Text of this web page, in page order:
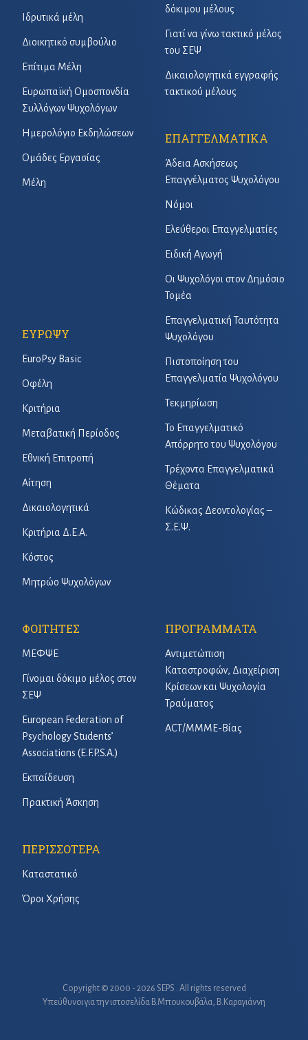
Ιδρυτικά μέλη
Διοικητικό συμβούλιο
Επίτιμα Μέλη
Ευρωπαϊκή Ομοσπονδία
Συλλόγων Ψυχολόγων
Ημερολόγιο Εκδηλώσεων
Ομάδες Εργασίας
Μέλη
δόκιμου μέλους
Γιατί να γίνω τακτικό μέλος
του ΣΕΨ
Δικαιολογητικά εγγραφής
τακτικού μέλους
ΕΠΑΓΓΕΛΜΑΤΙΚΑ
Άδεια Ασκήσεως
Επαγγέλματος Ψυχολόγου
Νόμοι
Ελεύθεροι Επαγγελματίες
Ειδική Αγωγή
Οι Ψυχολόγοι στον Δημόσιο
Τομέα
Επαγγελματική Ταυτότητα
Ψυχολόγου
Πιστοποίηση του
Επαγγελματία Ψυχολόγου
Τεκμηρίωση
Το Επαγγελματικό
Απόρρητο του Ψυχολόγου
Τρέχοντα Επαγγελματικά
Θέματα
Κώδικας Δεοντολογίας –
Σ.Ε.Ψ.
ΕΥΡΩΨΥ
EuroPsy Basic
Οφέλη
Κριτήρια
Μεταβατική Περίοδος
Εθνική Επιτροπή
Αίτηση
Δικαιολογητικά
Κριτήρια Δ.Ε.Α.
Κόστος
Μητρώο Ψυχολόγων
ΦΟΙΤΗΤΕΣ
ΜΕΦΨΕ
Γίνομαι δόκιμο μέλος στον
ΣΕΨ
European Federation of
Psychology Students’
Associations (E.F.P.S.A.)
Εκπαίδευση
Πρακτική Άσκηση
ΠΡΟΓΡΑΜΜΑΤΑ
Αντιμετώπιση
Καταστροφών, Διαχείριση
Κρίσεων και Ψυχολογία
Τραύματος
ACT/ΜΜΜΕ-Βίας
ΠΕΡΙΣΣΟΤΕΡΑ
Καταστατικό
Όροι Χρήσης
Copyright © 2000 - 2026 SEPS . All rights reserved
Υπεύθυνοι για την ιστοσελίδα B.Μπουκουβάλα, Β.Καραγιάννη